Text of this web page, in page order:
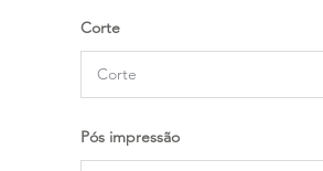
Corte
Pós impressão